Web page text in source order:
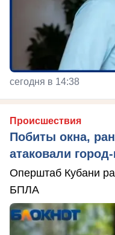
сегодня в 14:38
Происшествия
Побиты окна,
атаковали
Оперштаб Кубани
БПЛА